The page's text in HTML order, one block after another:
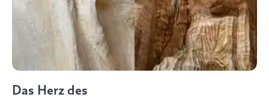
Das Herz des